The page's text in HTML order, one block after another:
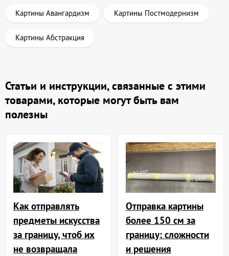
Картины Авангардизм Картины Постмодернизм
Картины Абстракция
Статьи и инструкции, связанные с этими
товарами, которые могут быть вам
полезны
Как отправлять
предметы искусства
за границу, чтоб их
не возвращала
Отправка картины
более 150 см за
границу: сложности
и решения